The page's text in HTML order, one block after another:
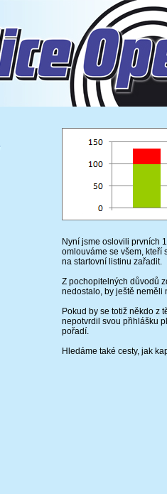
Nyní jsme oslovili prvních
omlouváme se všem, kteří
na startovní listinu zařadit.
Z pochopitelných důvodů
nedostalo, by ještě neměli
Pokud by se totiž někdo z
nepotvrdil svou přihlášku
pořadí.
Hledáme také cesty, jak